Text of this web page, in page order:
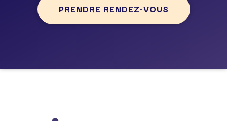
PRENDRE RENDEZ-VOUS